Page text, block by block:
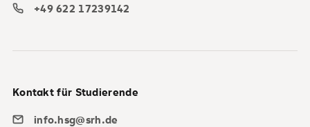
+49 622 17239142
Kontakt für Studierende
info.hsg@srh.de